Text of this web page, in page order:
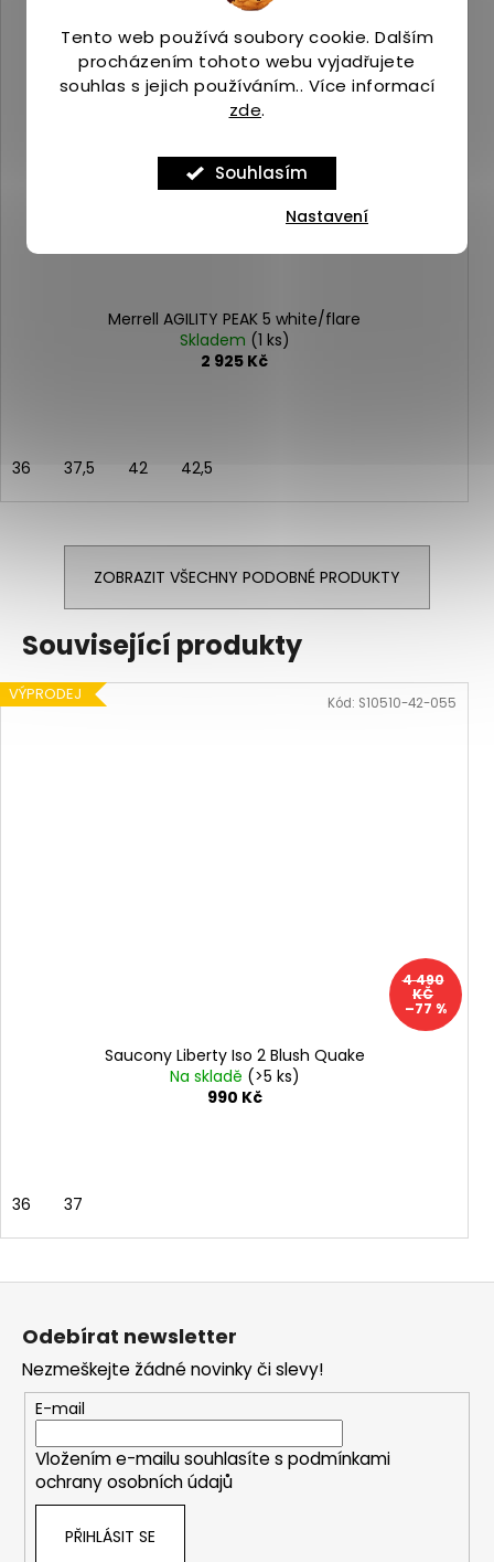
Tento web používá soubory cookie. Dalším
procházením tohoto webu vyjadřujete
souhlas s jejich používáním.. Více informací
zde.
Souhlasím
Nastavení
Merrell AGILITY PEAK 5 white/flare
Skladem (1 ks)
2 925 Kč
36 37,5 42 42,5
ZOBRAZIT VŠECHNY PODOBNÉ PRODUKTY
Související produkty
VÝPRODEJ
4 490
KČ
–77 %
Saucony Liberty Iso 2 Blush Quake
Na skladě (>5 ks)
990 Kč
36 37
Kód: S10510-42-055
Odebírat newsletter
Nezmeškejte žádné novinky či slevy!
E-mail
Vložením e-mailu souhlasíte s podmínkami
ochrany osobních údajů
PŘIHLÁSIT SE